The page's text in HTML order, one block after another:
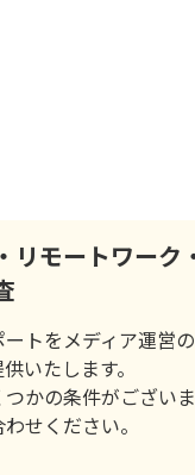
リモートワーク
トをメディア運営
いたします。
つかの条件がござい
せください。